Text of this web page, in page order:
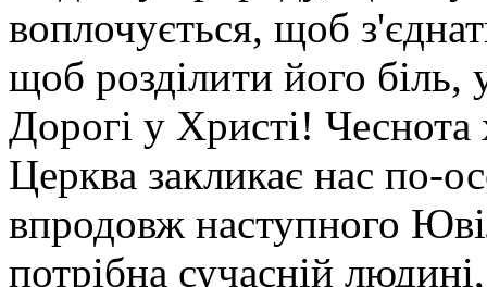
воплочується, щоб
щоб розділити його біль,
Дорогі у Христі! Чеснота
Церква закликає нас по-
впродовж наступного
потрібна сучасній